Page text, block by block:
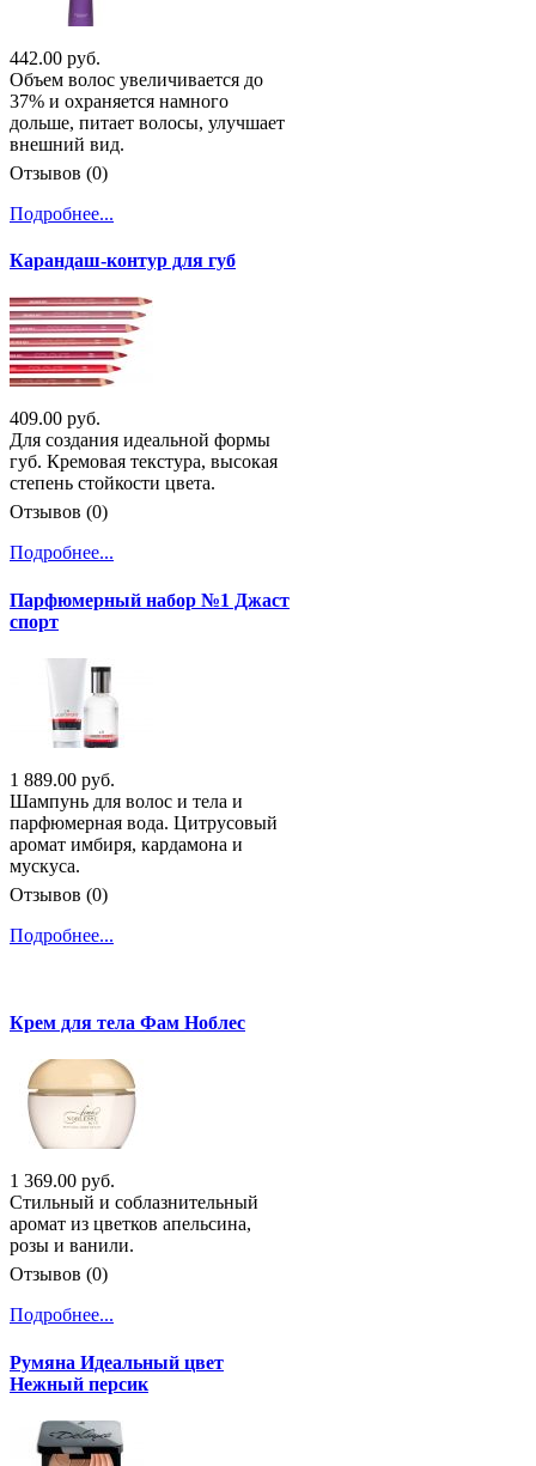
442.00 руб.
Объем волос увеличивается до
37% и охраняется намного
дольше, питает волосы, улучшает
внешний вид.
Отзывов (0)
Подробнее...
Карандаш-контур для губ
409.00 руб.
Для создания идеальной формы
губ. Кремовая текстура, высокая
степень стойкости цвета.
Отзывов (0)
Подробнее...
Парфюмерный набор №1 Джаст
спорт
1 889.00 руб.
Шампунь для волос и тела и
парфюмерная вода. Цитрусовый
аромат имбиря, кардамона и
мускуса.
Отзывов (0)
Подробнее...
Крем для тела Фам Ноблес
1 369.00 руб.
Стильный и соблазнительный
аромат из цветков апельсина,
розы и ванили.
Отзывов (0)
Подробнее...
Румяна Идеальный цвет
Нежный персик